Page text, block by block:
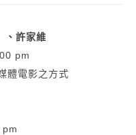
、許家維
pm
體電影之方式